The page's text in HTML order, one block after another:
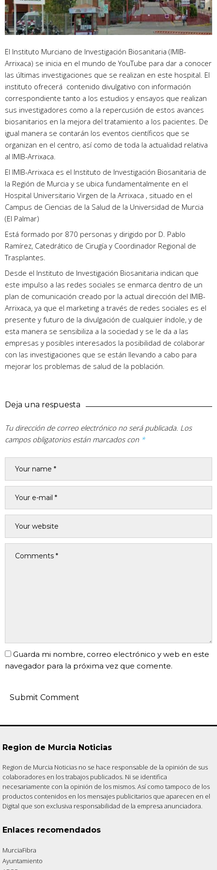
El Instituto Murciano de Investigación Biosanitaria (IMIB-
Arrixaca) se inicia en el mundo de YouTube para dar a conocer
las últimas investigaciones que se realizan en este hospital. El
instituto ofrecerá contenido divulgativo con información
correspondiente tanto a los estudios y ensayos que realizan
sus investigadores como a la repercusión de estos avances
biosanitarios en la mejora del tratamiento a los pacientes. De
igual manera se contarán los eventos científicos que se
organizan en el centro, así como de toda la actualidad relativa
al IMIB-Arrixaca.
El IMIB-Arrixaca es el Instituto de Investigación Biosanitaria de
la Región de Murcia y se ubica fundamentalmente en el
Hospital Universitario Virgen de la Arrixaca , situado en el
Campus de Ciencias de la Salud de la Universidad de Murcia
(El Palmar)
Está formado por 870 personas y dirigido por D. Pablo
Ramírez, Catedrático de Cirugía y Coordinador Regional de
Trasplantes.
Desde el Instituto de Investigación Biosanitaria indican que
este impulso a las redes sociales se enmarca dentro de un
plan de comunicación creado por la actual dirección del IMIB-
Arrixaca, ya que el marketing a través de redes sociales es el
presente y futuro de la divulgación de cualquier índole, y de
esta manera se sensibiliza a la sociedad y se le da a las
empresas y posibles interesados la posibilidad de colaborar
con las investigaciones que se están llevando a cabo para
mejorar los problemas de salud de la población.
Deja una respuesta
Tu dirección de correo electrónico no será publicada. Los
campos obligatorios están marcados con *
Guarda mi nombre, correo electrónico y web en este
navegador para la próxima vez que comente.
Region de Murcia Noticias
Region de Murcia Noticias no se hace responsable de la opinión de sus
colaboradores en los trabajos publicados. Ni se identifica
necesariamente con la opinión de los mismos. Así como tampoco de los
productos contenidos en los mensajes publicitarios que aparecen en el
Digital que son exclusiva responsabilidad de la empresa anunciadora.
Enlaces recomendados
MurciaFibra
Ayuntamiento